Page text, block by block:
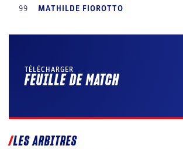
99 MATHILDE FIOROTTO
TÉLÉCHARGER
FEUILLE DE MATCH
LES ARBITRES